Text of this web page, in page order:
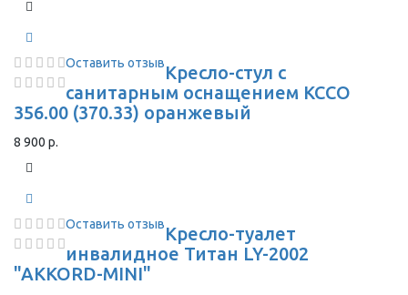
Оставить отзывКресло-стул с
санитарным оснащением КССО
356.00 (370.33) оранжевый
8 900 р.
Оставить отзывКресло-туалет
инвалидное Титан LY-2002
"AKKORD-MINI"